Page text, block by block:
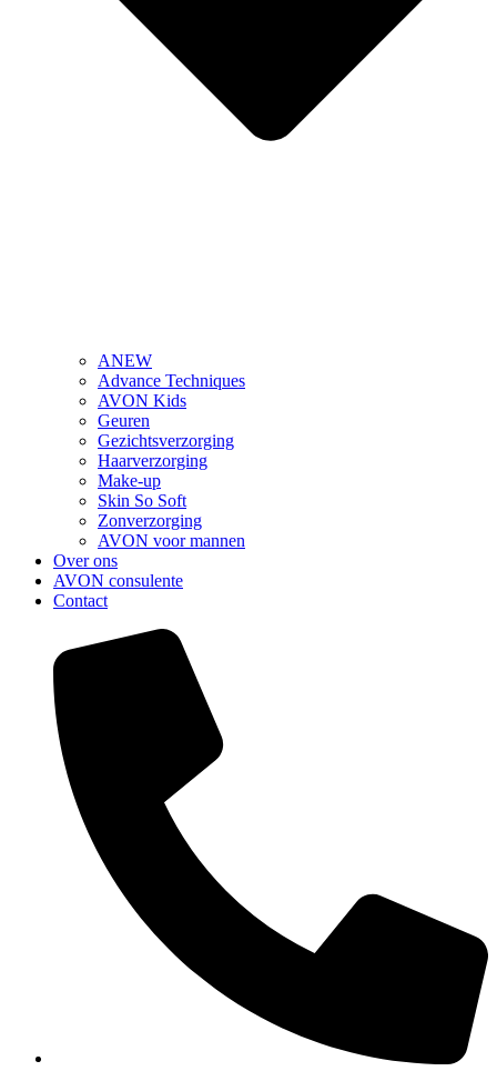
ANEW
Advance Techniques
AVON Kids
Geuren
Gezichtsverzorging
Haarverzorging
Make-up
Skin So Soft
Zonverzorging
AVON voor mannen
Over ons
AVON consulente
Contact